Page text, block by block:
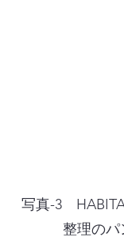
写真-3
整理のパ